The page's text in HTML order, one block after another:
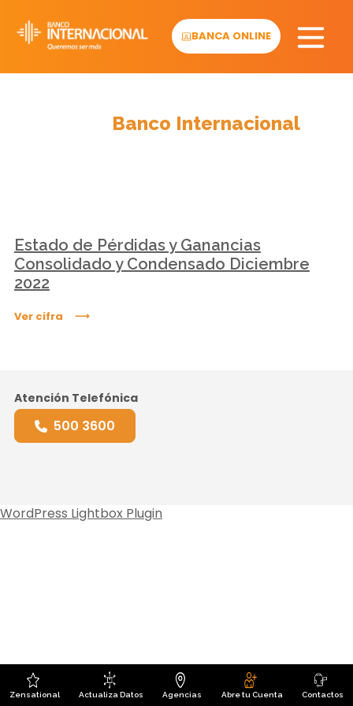
content
BANCA ONLINE
Banco Internacional
Estado de Pérdidas y Ganancias
Consolidado y Condensado Diciembre
2022
Ver cifra
Atención Telefónica
500 3600
Zensational Actualiza Datos Agencias Abre tu Cuenta Contactos
WordPress Lightbox Plugin